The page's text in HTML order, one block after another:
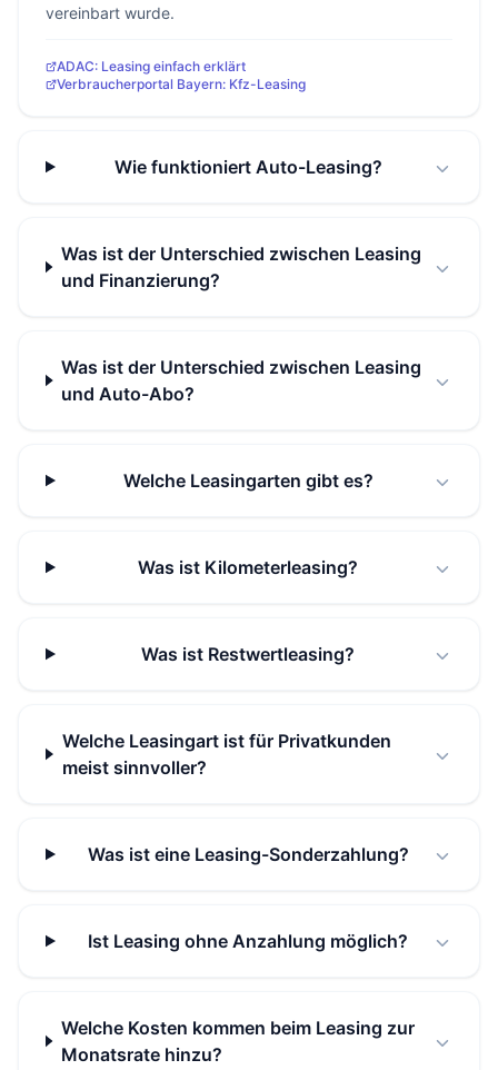
vereinbart wurde.
ADAC: Leasing einfach erklärt
Verbraucherportal Bayern: Kfz-Leasing
Wie funktioniert Auto-Leasing?
Was ist der Unterschied zwischen Leasing
und Finanzierung?
Was ist der Unterschied zwischen Leasing
und Auto-Abo?
Welche Leasingarten gibt es?
Was ist Kilometerleasing?
Was ist Restwertleasing?
Welche Leasingart ist für Privatkunden
meist sinnvoller?
Was ist eine Leasing-Sonderzahlung?
Ist Leasing ohne Anzahlung möglich?
Welche Kosten kommen beim Leasing zur
Monatsrate hinzu?